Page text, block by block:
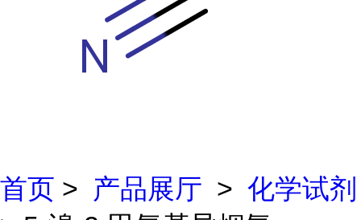
首页 > 产品展厅 > 化学试剂